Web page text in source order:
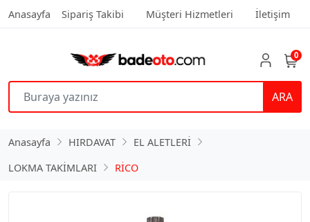
Anasayfa Sipariş Takibi Müşteri Hizmetleri İletişim
ARA
0
Anasayfa HIRDAVAT
EL ALETLERİ
LOKMA TAKİMLARI
RİCO